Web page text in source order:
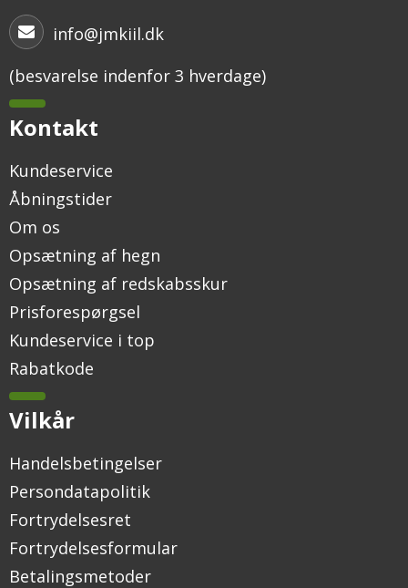
info@jmkiil.dk
(besvarelse indenfor 3 hverdage)
Kontakt
Kundeservice
Åbningstider
Om os
Opsætning af hegn
Opsætning af redskabsskur
Prisforespørgsel
Kundeservice i top
Rabatkode
Vilkår
Handelsbetingelser
Persondatapolitik
Fortrydelsesret
Fortrydelsesformular
Betalingsmetoder